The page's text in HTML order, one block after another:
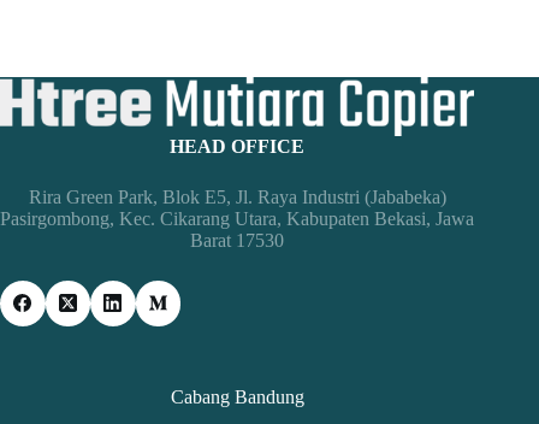
HEAD OFFICE
Rira Green Park, Blok E5, Jl. Raya Industri (Jababeka)
Pasirgombong, Kec. Cikarang Utara, Kabupaten Bekasi, Jawa
Barat 17530
Cabang Bandung